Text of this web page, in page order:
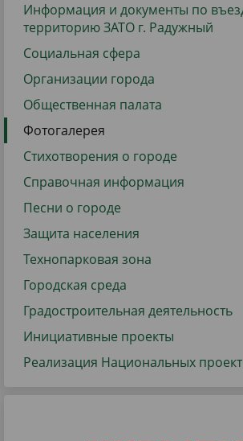
Информация и документы по
территорию ЗАТО г. Радужный
Социальная сфера
Организации города
Общественная палата
Фотогалерея
Стихотворения о городе
Справочная информация
Песни о городе
Защита населения
Технопарковая зона
Городская среда
Градостроительная деятельность
Инициативные проекты
Реализация Национальных